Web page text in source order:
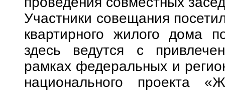
Участники совещания
квартирного жилого дома
здесь ведутся с
рамках федеральных и
национального проекта